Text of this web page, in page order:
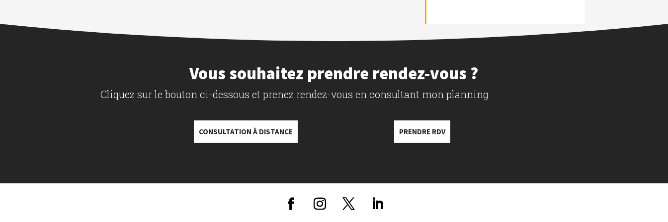
Vous souhaitez prendre rendez-vous ?
Cliquez sur le bouton ci-dessous et prenez rendez-vous en consultant mon planning
CONSULTATION À DISTANCE PRENDRE RDV